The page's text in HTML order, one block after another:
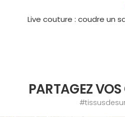
Live couture : coudre un
PARTAGEZ